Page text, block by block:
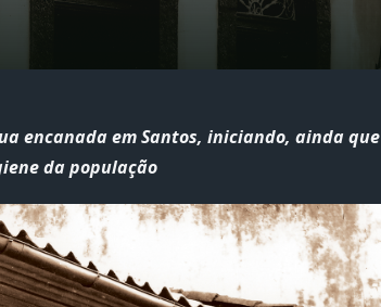
encanada em Santos, iniciando, ainda que
da população